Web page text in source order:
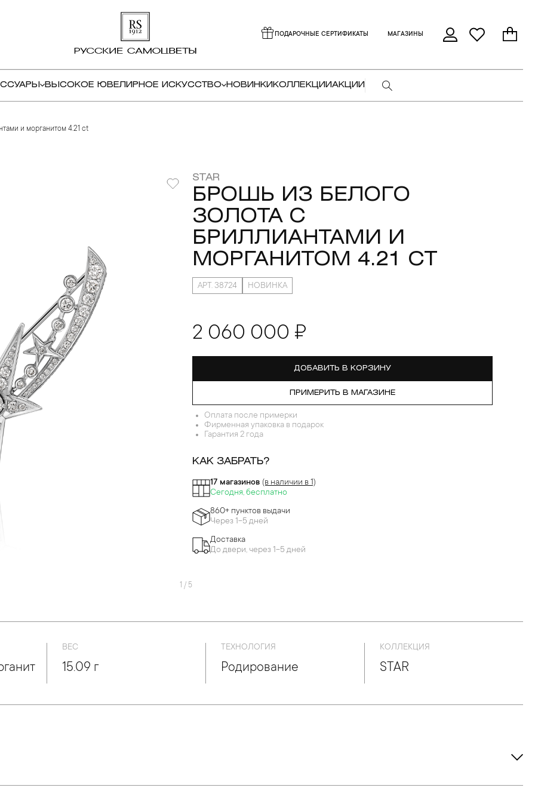
ПОДАРОЧНЫЕ СЕРТИФИКАТЫ МАГАЗИНЫ
ВЫСОКОЕ ЮВЕЛИРНОЕ ИСКУССТВО НОВИНКИ КОЛЛЕКЦИИАКЦИИ
и морганитом 4.21 ct
1 / 5
STAR
БРОШЬ ИЗ БЕЛОГО
ЗОЛОТА С
БРИЛЛИАНТАМИ И
МОРГАНИТОМ 4.21 CT
АРТ. 38724 НОВИНКА
2 060 000 ₽
ДОБАВИТЬ В КОРЗИНУ
ПРИМЕРИТЬ В МАГАЗИНЕ
Оплата после примерки
Фирменная упаковка в подарок
Гарантия 2 года
КАК ЗАБРАТЬ?
17 магазинов (в наличии в 1)
Сегодня, бесплатно
860+ пунктов выдачи
Через 1-5 дней
Доставка
До двери, через 1-5 дней
ВЕС
15.09 г
ТЕХНОЛОГИЯ
Родирование
КОЛЛЕКЦИЯ
STAR